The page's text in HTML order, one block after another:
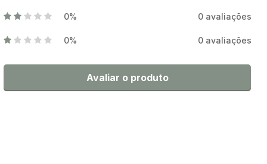
0% 0 avaliações
0% 0 avaliações
Avaliar o produto